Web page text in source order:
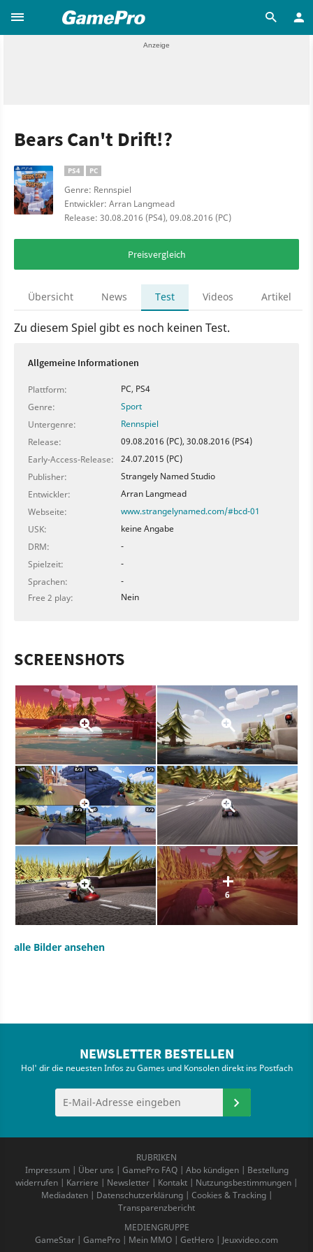
Bears Can't Drift!?
PS4 PC
Genre: Rennspiel
Entwickler: Arran Langmead
Release: 30.08.2016 (PS4), 09.08.2016 (PC)
Preisvergleich
Übersicht News Test Videos Artikel
Zu diesem Spiel gibt es noch keinen Test.
Allgemeine Informationen
Plattform:
PC, PS4
Genre:
Sport
Untergenre:
Rennspiel
Release:
09.08.2016 (PC), 30.08.2016 (PS4)
Early-Access-Release:
24.07.2015 (PC)
Publisher:
Strangely Named Studio
Entwickler:
Arran Langmead
Webseite:
www.strangelynamed.com/#bcd-01
USK:
keine Angabe
DRM:
-
Spielzeit:
-
Sprachen:
-
Free 2 play:
Nein
SCREENSHOTS
6
alle Bilder ansehen
NEWSLETTER BESTELLEN
Hol' dir die neuesten Infos zu Games und Konsolen direkt ins Postfach
RUBRIKEN
Impressum| Über uns | GamePro FAQ| Abo kündigen| Bestellung
widerrufen | Karriere | Newsletter | Kontakt | Nutzungsbestimmungen |
Mediadaten| Datenschutzerklärung| Cookies & Tracking|
Transparenzbericht
MEDIENGRUPPE
GameStar | GamePro | Mein MMO | GetHero | Jeuxvideo.com